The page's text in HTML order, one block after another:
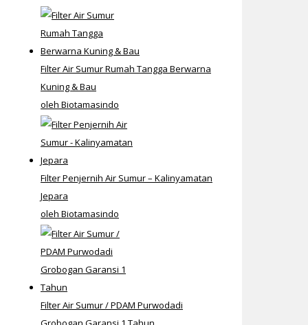
Filter Air Sumur Rumah Tangga Berwarna
Kuning & Bau
oleh Biotamasindo
Filter Penjernih Air Sumur – Kalinyamatan
Jepara
oleh Biotamasindo
Filter Air Sumur / PDAM Purwodadi